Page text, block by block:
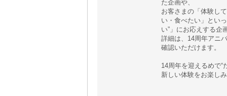
た企画や、
お客さまの「体験し
い・食べたい」とい
い”」にお応えする企
詳細は、14周年アニ
確認いただけます。
14周年を迎えるめで“
新しい体験をお楽し